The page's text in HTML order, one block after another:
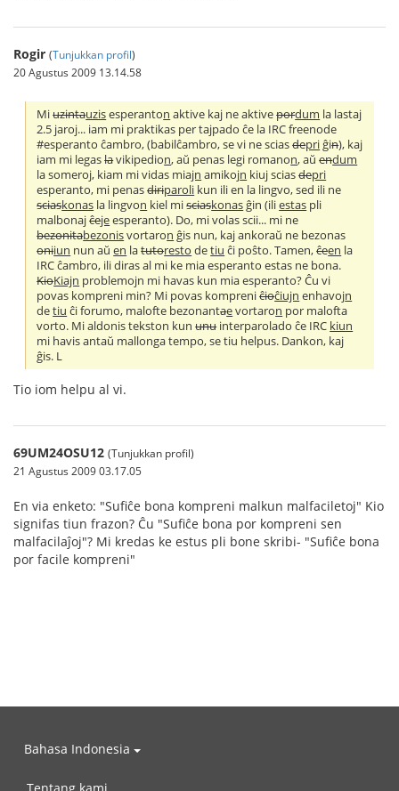
Rogir (Tunjukkan profil)
20 Agustus 2009 13.14.58
Miuzintauzisesperanton aktive kaj ne aktivepordum la lastaj
2.5 jaroj... iam mi praktikas per tajpado ĉe la IRC freenode
#esperanto ĉambro, (babilĉambro, se vi ne sciasdepriĝin), kaj
iam mi legaslavikipedion, aŭ penas legi romanon, aŭendum
la someroj, kiam mi vidas miajn amikojn kiujsciasdepri
esperanto, mi penasdiriparoli kun ili en la lingvo, sed ili ne
sciaskonas la lingvon kiel misciaskonasĝin (iliestas pli
malbonajĉejeesperanto). Do, mi volas scii... mi ne
bezonitabezonisvortaron ĝis nun, kaj ankoraŭ ne bezonas
oniiun nun aŭen latutoresto detiu ĉi poŝto. Tamen,ĉeen la
IRC ĉambro, ili diras al mi ke mia esperanto estas ne bona.
KioKiajn problemojn mi havas kun mia esperanto? Ĉu vi
povas kompreni min? Mi povas kompreniĉioĉiujn enhavojn
detiu ĉi forumo, malofte bezonantaevortaron por malofta
vorto. Mi aldonis tekston kununuinterparolado ĉe IRC kiun
mi havis antaŭ mallonga tempo, se tiu helpus. Dankon, kaj
ĝis. L
Tio iom helpu al vi.
69UM24OSU12 (Tunjukkan profil)
21 Agustus 2009 03.17.05
En via enketo: "Sufiĉe bona kompreni malkun malfaciletoj" Kio
signifas tiun frazon? Ĉu "Sufiĉe bona por kompreni sen
malfacilaĵoj"? Mi kredas ke estus pli bone skribi- "Sufiĉe bona
por facile kompreni"
Bahasa Indonesia